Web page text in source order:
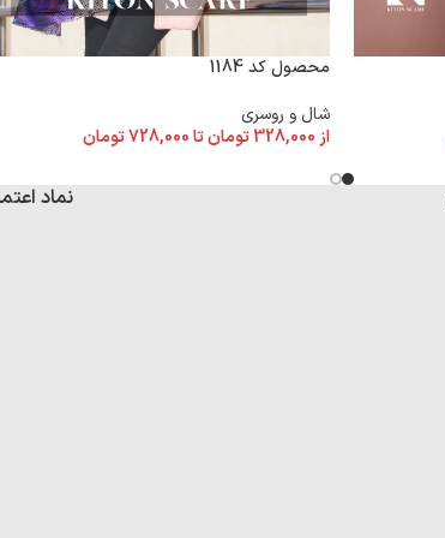
محصول کد 1184
شال و روسری
از 328,000تومانتا728,000تومان
نماد